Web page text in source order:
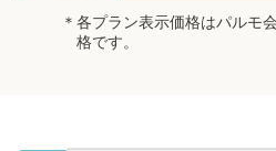
各プラン表示価格はパルモ
格です。